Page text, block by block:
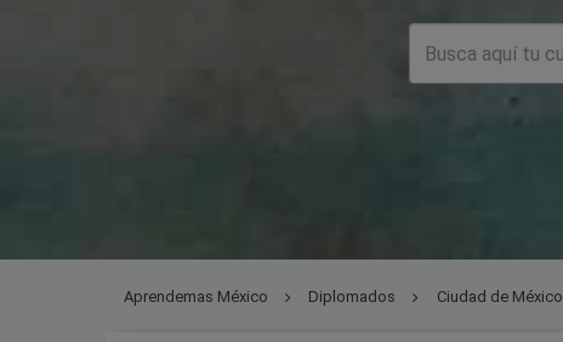
Aprendemas México Diplomados Ciudad de México